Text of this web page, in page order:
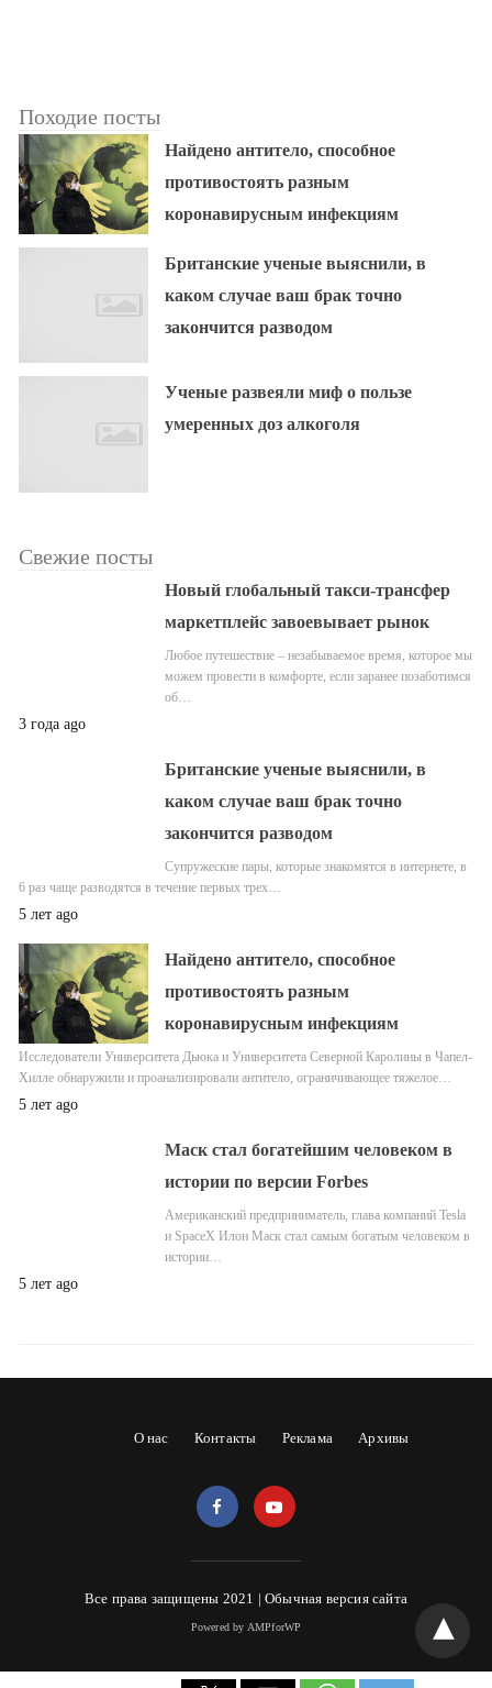
Походие посты
Найдено антитело, способное
противостоять разным
коронавирусным инфекциям
Британские ученые выяснили, в
каком случае ваш брак точно
закончится разводом
Ученые развеяли миф о пользе
умеренных доз алкоголя
Свежие посты
Новый глобальный такси-трансфер
маркетплейс завоевывает рынок
Любое путешествие – незабываемое время, которое мы
можем провести в комфорте, если заранее позаботимся
об…
3 года ago
Британские ученые выяснили, в
каком случае ваш брак точно
закончится разводом
Супружеские пары, которые знакомятся в интернете, в
6 раз чаще разводятся в течение первых трех…
5 лет ago
Найдено антитело, способное
противостоять разным
коронавирусным инфекциям
Исследователи Университета Дьюка и Университета Северной Каролины в Чапел-
Хилле обнаружили и проанализировали антитело, ограничивающее тяжелое…
5 лет ago
Маск стал богатейшим человеком в
истории по версии Forbes
Американский предприниматель, глава компаний Tesla
и SpaceX Илон Маск стал самым богатым человеком в
истории…
5 лет ago
О нас Контакты Реклама Архивы
Все права защищены 2021 |Обычная версия сайта
Powered by AMPforWP